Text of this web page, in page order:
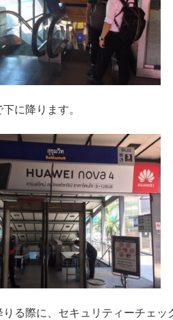
に降ります。
る際に、セキュリティーチェッ